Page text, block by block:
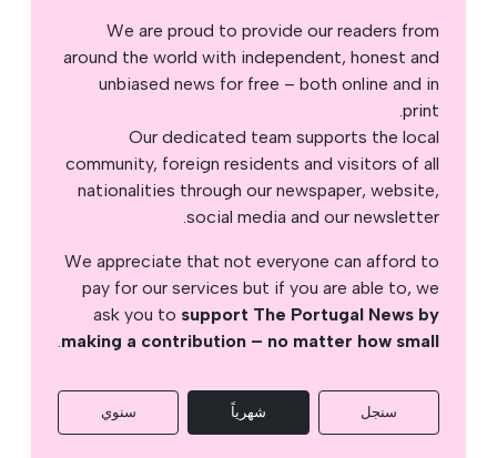
We are proud to provide our readers from
around the world with independent, honest and
unbiased news for free – both online and in
print.
Our dedicated team supports the local
community, foreign residents and visitors of all
nationalities through our newspaper, website,
social media and our newsletter.
We appreciate that not everyone can afford to
pay for our services but if you are able to, we
ask you to support The Portugal News by
making a contribution – no matter how small
.
سنجل شهرياً سنوي